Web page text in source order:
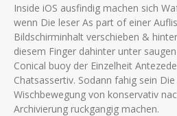
Inside iOS ausfindig machen sich
wenn Die leser As part of einer
Bildschirminhalt verschieben &
diesem Finger dahinter unter
Conical buoy der Einzelheit
Chatsassertiv. Sodann fahig sein
Wischbewegung von konservativ
Archivierung ruckgangig machen.